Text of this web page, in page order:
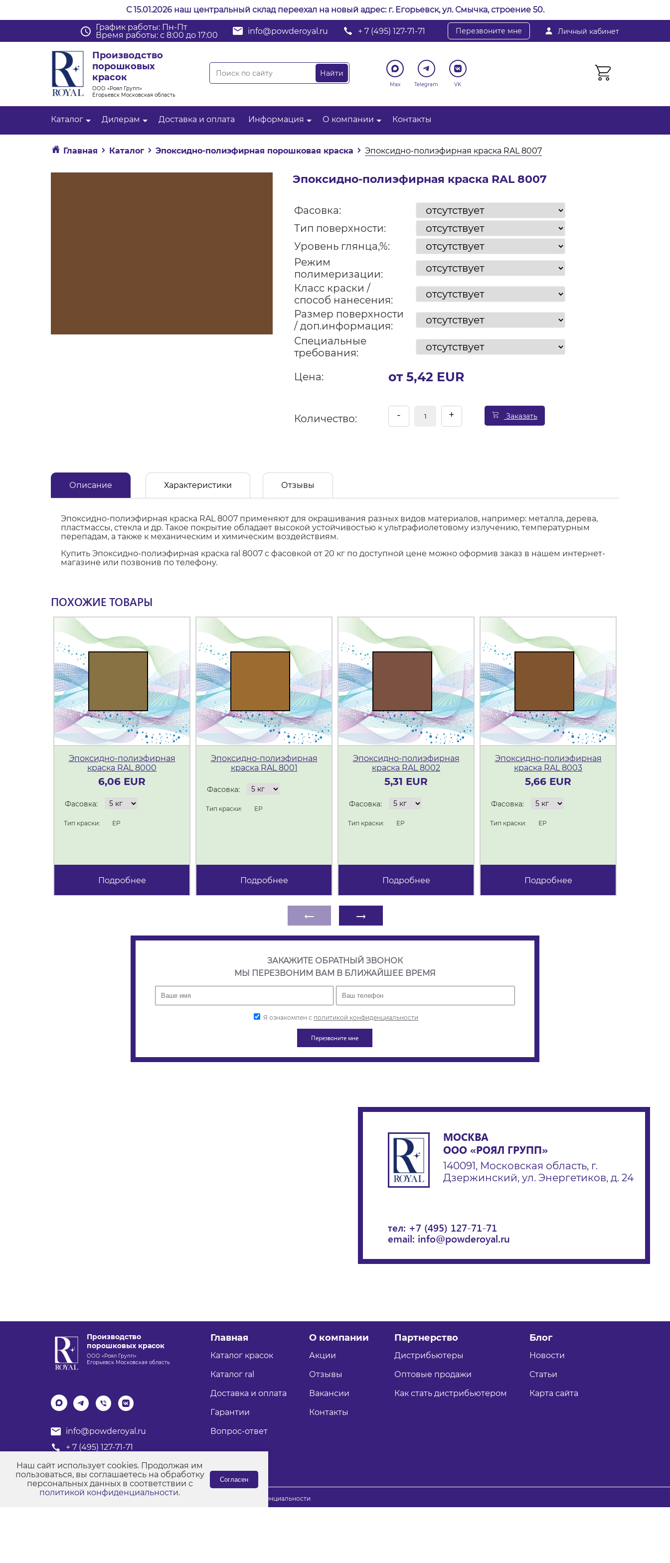
С 15.01.2026 наш центральный склад переехал на новый адрес: г. Егорьевск, ул. Смычка, строение 50.
Личный кабинет
График работы: Пн-Пт
Время работы: с 8:00 до 17:00
info@powderoyal.ru + 7 (495) 127-71-71 Перезвоните мне
Производство
порошковых
красок
ООО «Роял Групп»
Егорьевск Московская область
Max Telegram VK
Каталог Дилерам Доставка и оплата Информация О компании Контакты
Главная Каталог Эпоксидно-полиэфирная порошковая краска Эпоксидно-полиэфирная краска RAL 8007
Эпоксидно-полиэфирная краска RAL 8007
Фасовка:
Тип поверхности:
Уровень глянца,%:
Режим
полимеризации:
Класс краски /
способ нанесения:
Размер поверхности
/ доп.информация:
Специальные
требования:
Цена:
от 5,42 EUR
Количество: - + Заказать
Описание Характеристики Отзывы
Эпоксидно-полиэфирная краска RAL 8007 применяют для окрашивания разных видов материалов, например: металла, дерева,
пластмассы, стекла и др. Такое покрытие обладает высокой устойчивостью к ультрафиолетовому излучению, температурным
перепадам, а также к механическим и химическим воздействиям.
Купить Эпоксидно-полиэфирная краска ral 8007 с фасовкой от 20 кг по доступной цене можно оформив заказ в нашем интернет-
магазине или позвонив по телефону.
ПОХОЖИЕ ТОВАРЫ
Эпоксидно-полиэфирная
краска RAL 8000
6,06 EUR
Фасовка:
Тип краски: ЕР
Подробнее
Эпоксидно-полиэфирная
краска RAL 8001
Фасовка:
Тип краски: ЕР
Подробнее
Эпоксидно-полиэфирная
краска RAL 8002
5,31 EUR
Фасовка:
Тип краски: ЕР
Подробнее
Эпоксидно-полиэфирная
краска RAL 8003
5,66 EUR
Фасовка:
Тип краски: ЕР
Подробнее
← →
ЗАКАЖИТЕ ОБРАТНЫЙ ЗВОНОК
МЫ ПЕРЕЗВОНИМ ВАМ В БЛИЖАЙШЕЕ ВРЕМЯ
Я ознакомлен с политикой конфиденциальности
МОСКВА
ООО «РОЯЛ ГРУПП»
140091, Московская область, г.
Дзержинский, ул. Энергетиков, д. 24
тел: +7 (495) 127-71-71
email: info@powderoyal.ru
Производство
порошковых красок
ООО «Роял Групп»
Егорьевск Московская область
info@powderoyal.ru
+ 7 (495) 127-71-71
График работы: Пн-Пт
Время работы: с 8:00 до 17:00
Главная
Каталог красок
Каталог ral
Доставка и оплата
Гарантии
Вопрос-ответ
О компании
Акции
Отзывы
Вакансии
Контакты
Партнерство
Дистрибьютеры
Оптовые продажи
Как стать дистрибьютером
Блог
Новости
Статьи
Карта сайта
© Порошковые краски "Роял Групп" 2017-2026 Политика конфиденциальности
Наш сайт использует cookies. Продолжая им
пользоваться, вы соглашаетесь на обработку
персональных данных в соответствии с
политикой конфиденциальности.
Согласен